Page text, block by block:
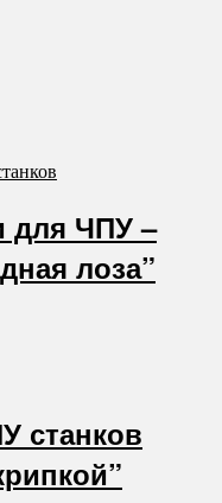
для ЧПУ –
лоза”
станков